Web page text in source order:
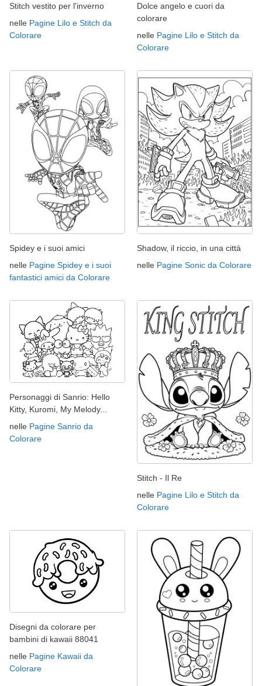
Stitch vestito per l'inverno
nelle Pagine Lilo e Stitch da
Colorare
Dolce angelo e cuori da
colorare
nelle Pagine Lilo e Stitch da
Colorare
Spidey e i suoi amici
nelle Pagine Spidey e i suoi
fantastici amici da Colorare
Shadow, il riccio, in una città
nelle Pagine Sonic da Colorare
Personaggi di Sanrio: Hello
Kitty, Kuromi, My Melody...
nelle Pagine Sanrio da
Colorare
Stitch - Il Re
nelle Pagine Lilo e Stitch da
Colorare
Disegni da colorare per
bambini di kawaii 88041
nelle Pagine Kawaii da
Colorare